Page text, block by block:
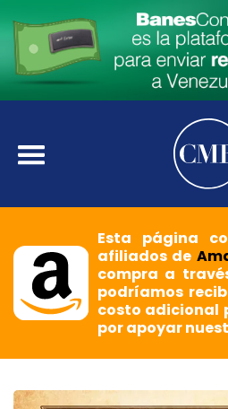
Esta página
afiliados de
compra a
podríamos
costo adicional
por apoyar